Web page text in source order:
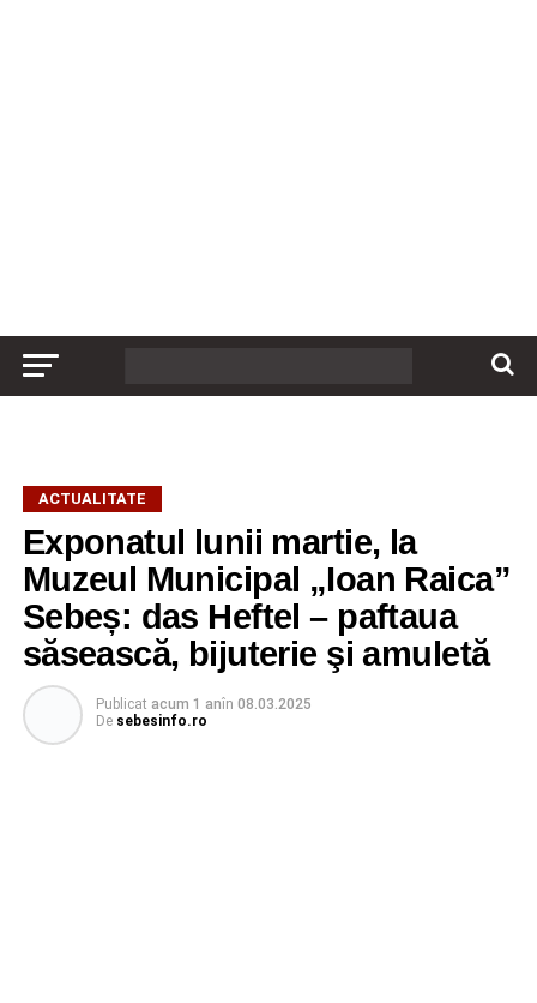
ACTUALITATE
Exponatul lunii martie, la
Muzeul Municipal „Ioan Raica”
Sebeș: das Heftel – paftaua
săsească, bijuterie şi amuletă
Publicat acum 1 anîn 08.03.2025
De sebesinfo.ro